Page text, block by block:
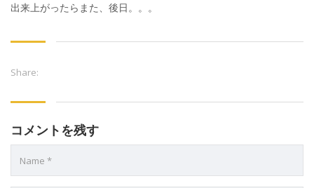
出来上がったらまた、後日。。。
Share:
コメントを残す